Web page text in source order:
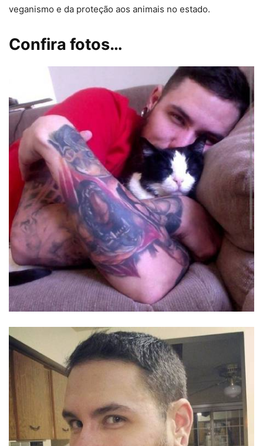
veganismo e da proteção aos animais no estado.
Confira fotos…